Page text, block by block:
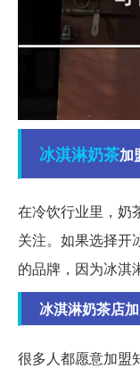
冰淇淋奶茶加
在冷饮行业里，奶
关注。如果选择开
的品牌，因为冰淇
冰淇淋奶茶店
很多人都愿意加盟